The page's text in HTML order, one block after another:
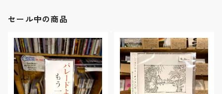
セール中の商品